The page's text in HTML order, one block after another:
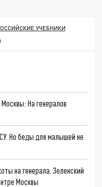
УЧЕБНИКИ
На генералов
Но беды для малышей не
на генерала. Зеленский
Москвы